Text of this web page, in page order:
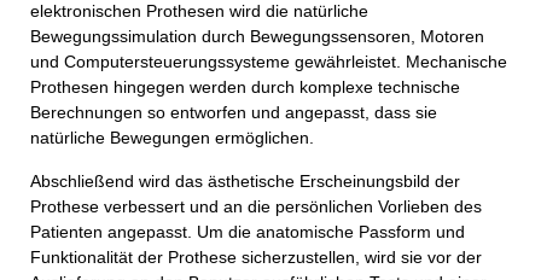
elektronischen Prothesen wird die natürliche
Bewegungssimulation durch Bewegungssensoren, Motoren
und Computersteuerungssysteme gewährleistet. Mechanische
Prothesen hingegen werden durch komplexe technische
Berechnungen so entworfen und angepasst, dass sie
natürliche Bewegungen ermöglichen.
Abschließend wird das ästhetische Erscheinungsbild der
Prothese verbessert und an die persönlichen Vorlieben des
Patienten angepasst. Um die anatomische Passform und
Funktionalität der Prothese sicherzustellen, wird sie vor der